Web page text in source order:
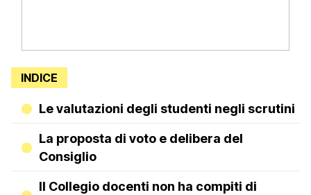
INDICE
Le valutazioni degli studenti negli scrutini
La proposta di voto e delibera del
Consiglio
Il Collegio docenti non ha compiti di